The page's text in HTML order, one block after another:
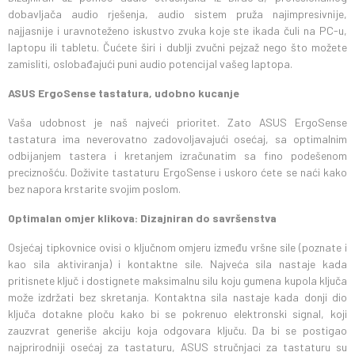
dobavljača audio rješenja, audio sistem pruža najimpresivnije,
najjasnije i uravnoteženo iskustvo zvuka koje ste ikada čuli na PC-u,
laptopu ili tabletu. Čućete širi i dublji zvučni pejzaž nego što možete
zamisliti, oslobađajući puni audio potencijal vašeg laptopa.
ASUS ErgoSense tastatura, udobno kucanje
Vaša udobnost je naš najveći prioritet. Zato ASUS ErgoSense
tastatura ima neverovatno zadovoljavajući osećaj, sa optimalnim
odbijanjem tastera i kretanjem izračunatim sa fino podešenom
preciznošću. Doživite tastaturu ErgoSense i uskoro ćete se naći kako
bez napora krstarite svojim poslom.
Optimalan omjer klikova: Dizajniran do savršenstva
Osjećaj tipkovnice ovisi o ključnom omjeru između vršne sile (poznate i
kao sila aktiviranja) i kontaktne sile. Najveća sila nastaje kada
pritisnete ključ i dostignete maksimalnu silu koju gumena kupola ključa
može izdržati bez skretanja. Kontaktna sila nastaje kada donji dio
ključa dotakne ploču kako bi se pokrenuo elektronski signal, koji
zauzvrat generiše akciju koja odgovara ključu. Da bi se postigao
najprirodniji osećaj za tastaturu, ASUS stručnjaci za tastaturu su